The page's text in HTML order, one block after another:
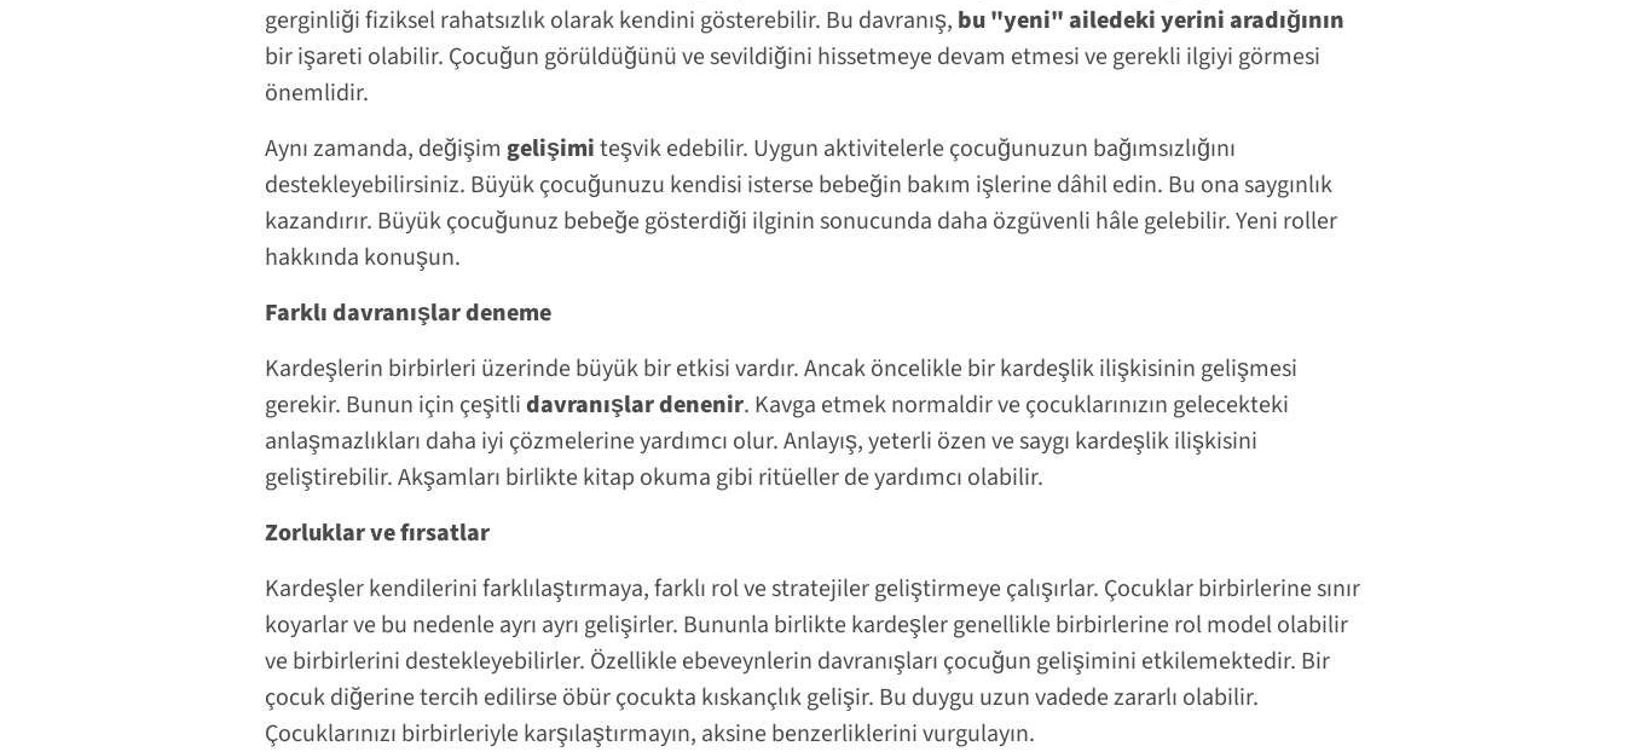
gerginliği fiziksel rahatsızlık olarak kendini gösterebilir. Bu davranış, bu "yeni" ailedeki yerini aradığının
bir işareti olabilir. Çocuğun görüldüğünü ve sevildiğini hissetmeye devam etmesi ve gerekli ilgiyi görmesi
önemlidir.
Aynı zamanda, değişim gelişimiteşvik edebilir. Uygun aktivitelerle çocuğunuzun bağımsızlığını
destekleyebilirsiniz. Büyük çocuğunuzu kendisi isterse bebeğin bakım işlerine dâhil edin. Bu ona saygınlık
kazandırır. Büyük çocuğunuz bebeğe gösterdiği ilginin sonucunda daha özgüvenli hâle gelebilir. Yeni roller
hakkında konuşun.
Farklı davranışlar deneme
Kardeşlerin birbirleri üzerinde büyük bir etkisi vardır. Ancak öncelikle bir kardeşlik ilişkisinin gelişmesi
gerekir. Bunun için çeşitlidavranışlar denenir. Kavga etmek normaldir ve çocuklarınızın gelecekteki
anlaşmazlıkları daha iyi çözmelerine yardımcı olur. Anlayış, yeterli özen ve saygı kardeşlik ilişkisini
geliştirebilir. Akşamları birlikte kitap okuma gibi ritüeller de yardımcı olabilir.
Zorluklar ve fırsatlar
Kardeşler kendilerini farklılaştırmaya, farklı rol ve stratejiler geliştirmeye çalışırlar. Çocuklar birbirlerine sınır
koyarlar ve bu nedenle ayrı ayrı gelişirler. Bununla birlikte kardeşler genellikle birbirlerine rol model olabilir
ve birbirlerini destekleyebilirler. Özellikle ebeveynlerin davranışları çocuğun gelişimini etkilemektedir. Bir
çocuk diğerine tercih edilirse öbür çocukta kıskançlık gelişir. Bu duygu uzun vadede zararlı olabilir.
Çocuklarınızı birbirleriyle karşılaştırmayın, aksine benzerliklerini vurgulayın.